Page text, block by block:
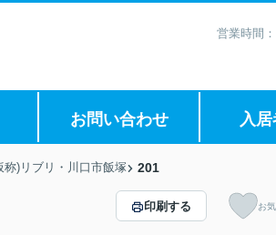
営業時間
お問い合わせ 入
称)リブリ・川口市飯塚 201
印刷する お